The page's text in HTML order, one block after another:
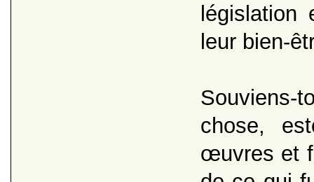
leur bien-
Souviens-
chose,
œuvres et